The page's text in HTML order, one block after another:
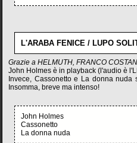
L'ARABA FENICE / LUPO
Grazie a HELMUTH, FRANCO
John Holmes è in playback (l'audio è
Invece, Cassonetto e La donna
Insomma, breve ma intenso!
John Holmes
Cassonetto
La donna nuda